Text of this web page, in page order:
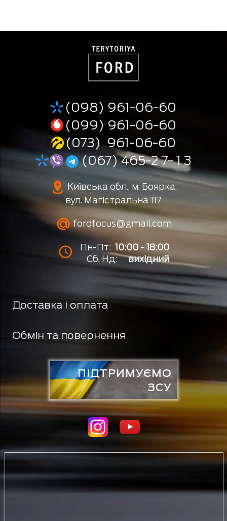
(098) 961-06-60
(099) 961-06-60
(073) 961-06-60
(067) 465-2 7- 1 3
Київська обл., м. Боярка,
вул. Магістральна 117
fordfocus@gmail.com
Пн-Пт: 10:00 - 18:00
Сб, Нд:
вихідний
Доставка і оплата
Обмін та повернення
ПІДТРИМУЄМО
ЗСУ